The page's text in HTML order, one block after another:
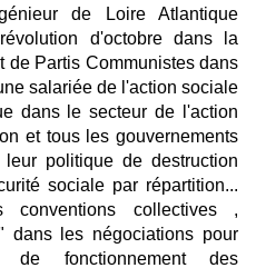
de Loire Atlantique
d'octobre dans la
de Partis Communistes dans
salariée de l'action sociale
dans le secteur de l'action
et tous les gouvernements
politique de destruction
sociale par répartition...
collectives ,
dans les négociations pour
de fonctionnement des